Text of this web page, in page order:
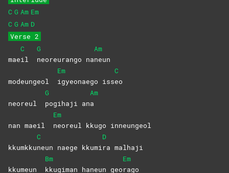
C G Am Em
C G Am D
Verse 2
mae
C
il
G
neoreurango na
Am
neun
modeungeol
Em
igyeonaego iss
C
eo
neoreul
G
pogihaji an
Am
a
nan maeil
Em
neoreul kkugo inneungeol
kkumkku
C
neun naege kkumi
D
ra malhaji
kkumeun
Bm
kkugiman haneun geo
Em
rago